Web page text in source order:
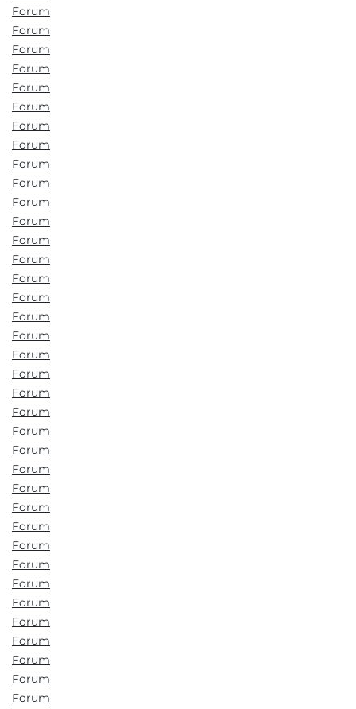
Forum
Forum
Forum
Forum
Forum
Forum
Forum
Forum
Forum
Forum
Forum
Forum
Forum
Forum
Forum
Forum
Forum
Forum
Forum
Forum
Forum
Forum
Forum
Forum
Forum
Forum
Forum
Forum
Forum
Forum
Forum
Forum
Forum
Forum
Forum
Forum
Forum